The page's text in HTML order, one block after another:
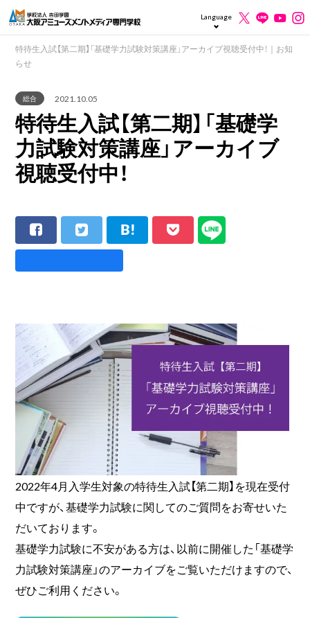
Language
特待生入試【第二期】「基礎学力試験対策講座」アーカイブ視聴受付中！｜お知
らせ
総合 2021.10.05
特待生入試【第二期】「基礎学
力試験対策講座」アーカイブ
視聴受付中！
2022年4月入学生対象の特待生入試【第二期】を現在受付
中ですが、基礎学力試験に関してのご質問をお寄せいた
だいております。
基礎学力試験に不安がある方は、以前に開催した「基礎学
力試験対策講座」のアーカイブをご覧いただけますので、
ぜひご利用ください。